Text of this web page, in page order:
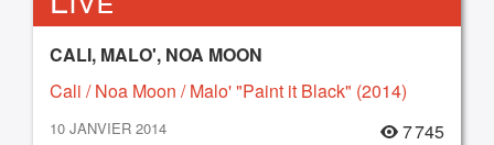
CALI, MALO', NOA MOON
Cali / Noa Moon / Malo' "Paint it Black" (2014)
10 JANVIER 2014 7 745